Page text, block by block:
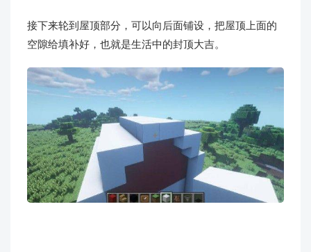
接下来轮到屋顶部分，可以向后面铺设，把屋顶上面的
空隙给填补好，也就是生活中的封顶大吉。